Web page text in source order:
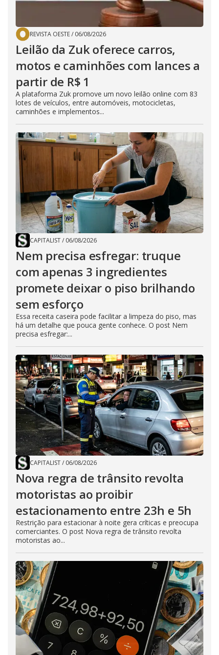
REVISTA OESTE/ 06/08/2026
Leilão da Zuk oferece carros,
motos e caminhões com lances a
partir de R$ 1
A plataforma Zuk promove um novo leilão online com 83
lotes de veículos, entre automóveis, motocicletas,
caminhões e implementos...
CAPITALIST/ 06/08/2026
Nem precisa esfregar: truque
com apenas 3 ingredientes
promete deixar o piso brilhando
sem esforço
Essa receita caseira pode facilitar a limpeza do piso, mas
há um detalhe que pouca gente conhece. O post Nem
precisa esfregar:...
CAPITALIST/ 06/08/2026
Nova regra de trânsito revolta
motoristas ao proibir
estacionamento entre 23h e 5h
Restrição para estacionar à noite gera críticas e preocupa
comerciantes. O post Nova regra de trânsito revolta
motoristas ao...